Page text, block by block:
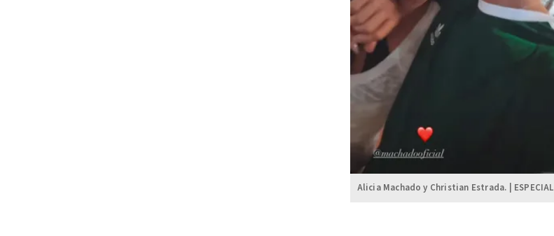
Alicia Machado y Christian Estrada. | ESPECIAL